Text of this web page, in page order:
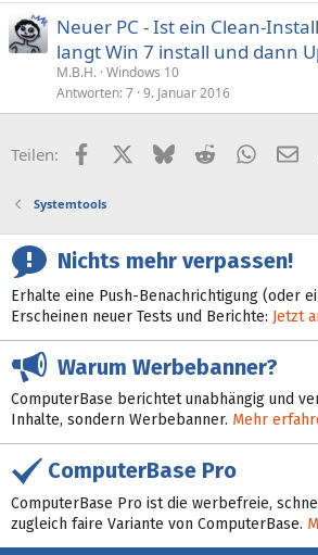
Neuer PC - Ist ein Clean-
langt Win 7 install und dann
M.B.H. Windows 10
Antworten 7 9. Januar 2016
Teilen: FacebookX (Twitter)
BlueskyReddit E-
Systemtools
Nichts mehr verpassen!
Erhalte eine Push-Benachrichtigung (oder
Erscheinen neuer Tests und Berichte: Jetzt
Warum Werbebanner?
ComputerBase berichtet unabhängig und
Inhalte, sondern Werbebanner. Mehr
ComputerBase Pro
ComputerBase Pro ist die werbefreie,
zugleich faire Variante von ComputerBase.